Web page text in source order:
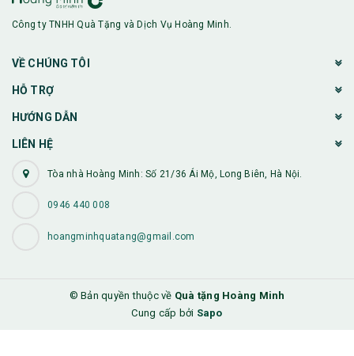
Công ty TNHH Quà Tặng và Dịch Vụ Hoàng Minh.
VỀ CHÚNG TÔI
HỖ TRỢ
HƯỚNG DẪN
LIÊN HỆ
Tòa nhà Hoàng Minh: Số 21/36 Ái Mộ, Long Biên, Hà Nội.
0946 440 008
hoangminhquatang@gmail.com
© Bản quyền thuộc về Quà tặng Hoàng Minh
Cung cấp bởi Sapo